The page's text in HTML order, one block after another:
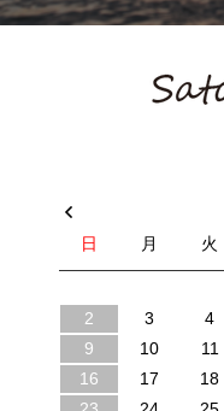
日
月 火
2
3 4
9
10 11
16
17 18